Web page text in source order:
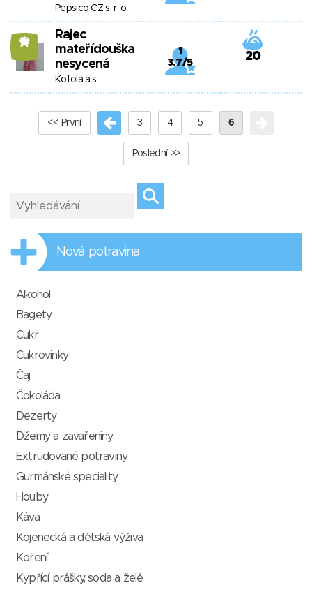
Pepsico CZ s. r. o.
12
Rajec
mateřídouška
nesycená
Kofola a.s.
1
3.7/5
20
<< První 3 4 5 6
Poslední >>
Nová potravina
Alkohol
Bagety
Cukr
Cukrovinky
Čaj
Čokoláda
Dezerty
Džemy a zavařeniny
Extrudované potraviny
Gurmánské speciality
Houby
Káva
Kojenecká a dětská výživa
Koření
Kypřící prášky, soda a želé